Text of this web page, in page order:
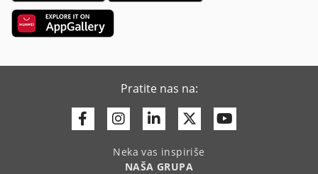
Pratite nas na:
FacebookInstagram
LinkedinTwitter
Neka vas inspiriše
NAŠA GRUPA